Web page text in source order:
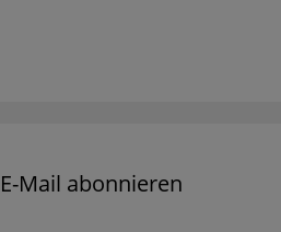
Mail abonnieren